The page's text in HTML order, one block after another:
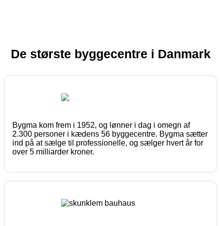
De største byggecentre i Danmark
Bygma kom frem i 1952, og lønner i dag i omegn af
2.300 personer i kædens 56 byggecentre. Bygma sætter
ind på at sælge til professionelle, og sælger hvert år for
over 5 milliarder kroner.